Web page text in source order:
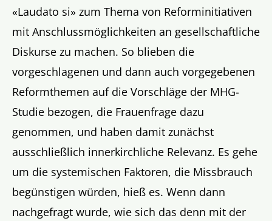
«Laudato si» zum Thema von Reforminitiativen
mit Anschlussmöglichkeiten an gesellschaftliche
Diskurse zu machen. So blieben die
vorgeschlagenen und dann auch vorgegebenen
Reformthemen auf die Vorschläge der MHG-
Studie bezogen, die Frauenfrage dazu
genommen, und haben damit zunächst
ausschließlich innerkirchliche Relevanz. Es gehe
um die systemischen Faktoren, die Missbrauch
begünstigen würden, hieß es. Wenn dann
nachgefragt wurde, wie sich das denn mit der